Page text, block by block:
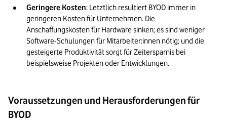
Geringere Kosten: Letztlich resultiert BYOD immer in
geringeren Kosten für Unternehmen. Die
Anschaffungskosten für Hardware sinken; es sind weniger
Software-Schulungen für Mitarbeiter:innen nötig; und die
gesteigerte Produktivität sorgt für Zeitersparnis bei
beispielsweise Projekten oder Entwicklungen.
Voraussetzungen und Herausforderungen für
BYOD